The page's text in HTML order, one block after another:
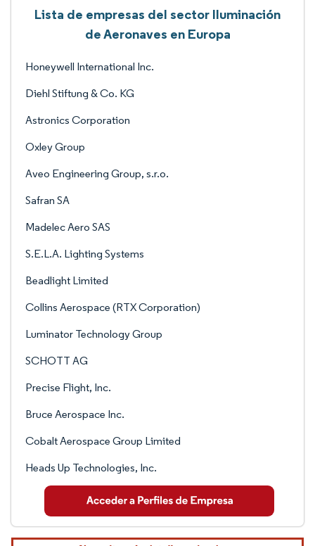
Lista de empresas del sector Iluminación
de Aeronaves en Europa
Honeywell International Inc.
Diehl Stiftung & Co. KG
Astronics Corporation
Oxley Group
Aveo Engineering Group, s.r.o.
Safran SA
Madelec Aero SAS
S.E.L.A. Lighting Systems
Beadlight Limited
Collins Aerospace (RTX Corporation)
Luminator Technology Group
SCHOTT AG
Precise Flight, Inc.
Bruce Aerospace Inc.
Cobalt Aerospace Group Limited
Heads Up Technologies, Inc.